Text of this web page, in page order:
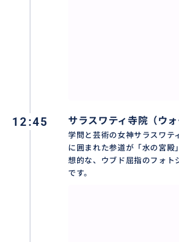
12:45 サラスワティ寺院（ウォ
学問と芸術の女神サラスワテ
に囲まれた参道が「水の宮殿
想的な、ウブド屈指のフォト
です。